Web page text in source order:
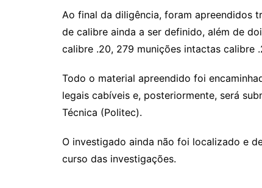
Ao final da diligência, foram apreendidos
de calibre ainda a ser definido, além de
calibre .20, 279 munições intactas calibre
Todo o material apreendido foi
legais cabíveis e, posteriormente, será
Técnica (Politec).
O investigado ainda não foi localizado e
curso das investigações.